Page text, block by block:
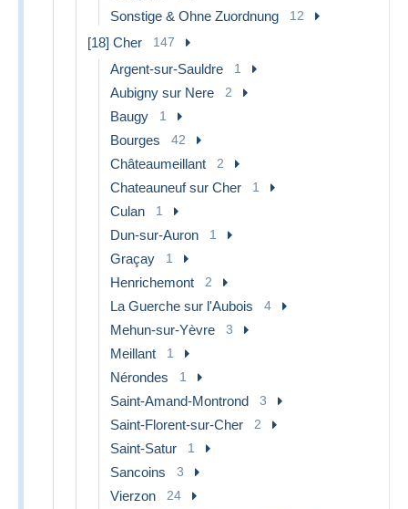
Sonstige & Ohne Zuordnung 12
[18] Cher 147
Argent-sur-Sauldre 1
Aubigny sur Nere 2
Baugy 1
Bourges 42
Châteaumeillant 2
Chateauneuf sur Cher 1
Culan 1
Dun-sur-Auron 1
Graçay 1
Henrichemont 2
La Guerche sur l'Aubois 4
Mehun-sur-Yèvre 3
Meillant 1
Nérondes 1
Saint-Amand-Montrond 3
Saint-Florent-sur-Cher 2
Saint-Satur 1
Sancoins 3
Vierzon 24